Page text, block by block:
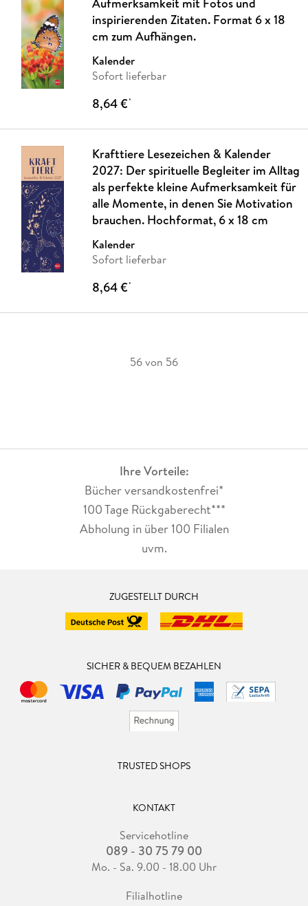
inspirierenden Zitaten. Format 6 x 18
cm zum Aufhängen.
Kalender
Sofort lieferbar
8,64 €*
Krafttiere Lesezeichen & Kalender
2027: Der spirituelle Begleiter im Alltag
als perfekte kleine Aufmerksamkeit für
alle Momente, in denen Sie Motivation
brauchen. Hochformat, 6 x 18 cm
Kalender
Sofort lieferbar
8,64 €*
56 von 56
Ihre Vorteile:
Bücher versandkostenfrei*
100 Tage Rückgaberecht***
Abholung in über 100 Filialen
uvm.
ZUGESTELLT DURCH
SICHER & BEQUEM BEZAHLEN
TRUSTED SHOPS
KONTAKT
Servicehotline
089 - 30 75 79 00
Mo. - Sa. 9.00 - 18.00 Uhr
Filialhotline